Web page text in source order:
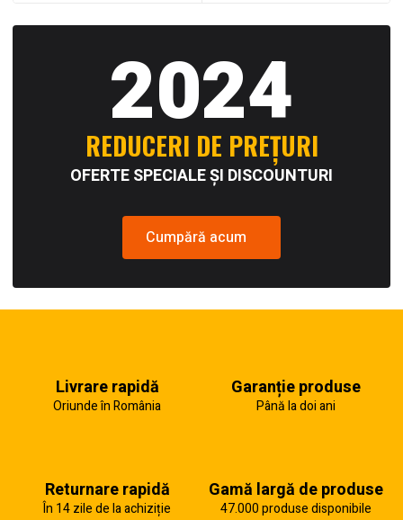
2024
REDUCERI DE PREȚURI
OFERTE SPECIALE ȘI DISCOUNTURI
Cumpără acum
Livrare rapidă
Oriunde în România
Garanție produse
Până la doi ani
Returnare rapidă
În 14 zile de la achiziție
Gamă largă de produse
47.000 produse disponibile